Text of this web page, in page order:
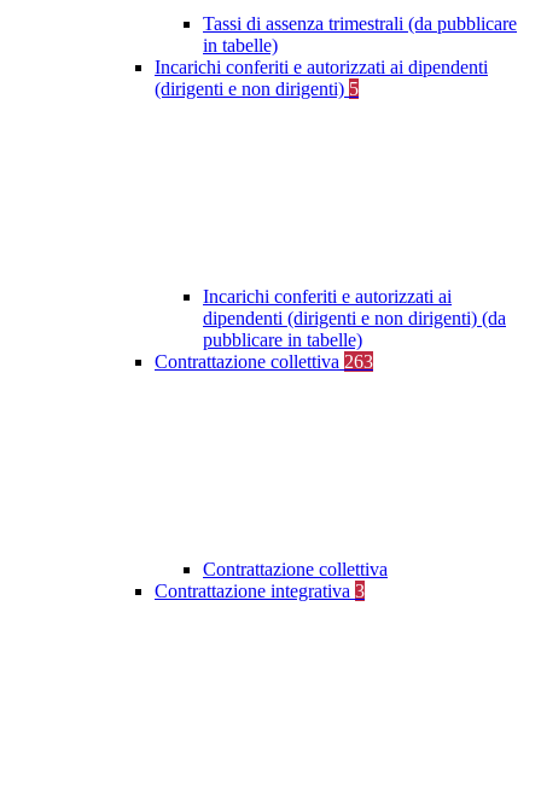
Tassi di assenza trimestrali (da pubblicare
in tabelle)
Incarichi conferiti e autorizzati ai dipendenti
(dirigenti e non dirigenti) 5
Incarichi conferiti e autorizzati ai
dipendenti (dirigenti e non dirigenti) (da
pubblicare in tabelle)
Contrattazione collettiva 263
Contrattazione collettiva
Contrattazione integrativa 3